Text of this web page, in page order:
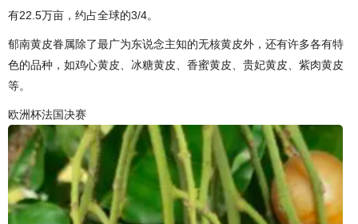
有22.5万亩，约占全球的3/4。
郁南黄皮眷属除了最广为东说念主知的无核黄皮外，还有许多各有特
色的品种，如鸡心黄皮、冰糖黄皮、香蜜黄皮、贵妃黄皮、紫肉黄皮
等。
欧洲杯法国决赛